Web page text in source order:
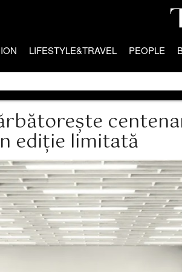
LIFESTYLE&TRAVEL PEOPLE
ediție limitată